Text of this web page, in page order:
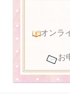
オンラ
お